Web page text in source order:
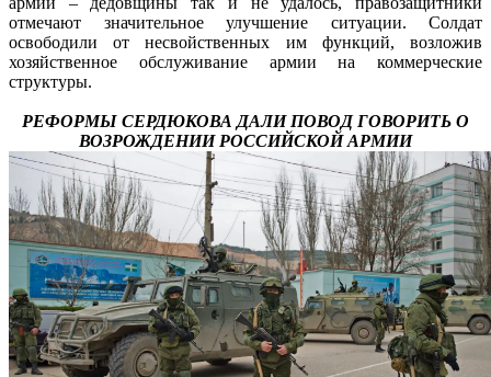
отмечают значительное улучшение ситуации. Солдат
освободили от несвойственных им функций, возложив
хозяйственное обслуживание армии на коммерческие
структуры.
РЕФОРМЫ СЕРДЮКОВА ДАЛИ ПОВОД ГОВОРИТЬ О
ВОЗРОЖДЕНИИ РОССИЙСКОЙ АРМИИ